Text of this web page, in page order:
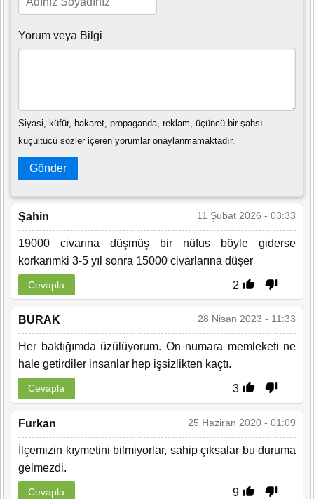
Yorum veya Bilgi
Siyasi, küfür, hakaret, propaganda, reklam, üçüncü bir şahsı
küçültücü sözler içeren yorumlar onaylanmamaktadır.
Gönder
Şahin 11 Şubat 2026 - 03:33
19000 civarına düşmüş bir nüfus böyle giderse
korkarımki 3-5 yıl sonra 15000 civarlarına düşer
2
Cevapla
BURAK 28 Nisan 2023 - 11:33
Her baktığımda üzülüyorum. On numara memleketi ne
hale getirdiler insanlar hep işsizlikten kaçtı.
3
Cevapla
Furkan 25 Haziran 2020 - 01:09
İlçemizin kıymetini bilmiyorlar, sahip çıksalar bu duruma
gelmezdi.
9
Cevapla